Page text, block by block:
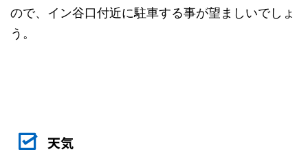
ので、イン谷口付近に駐車する事が望ましいでしょ
う。
天気